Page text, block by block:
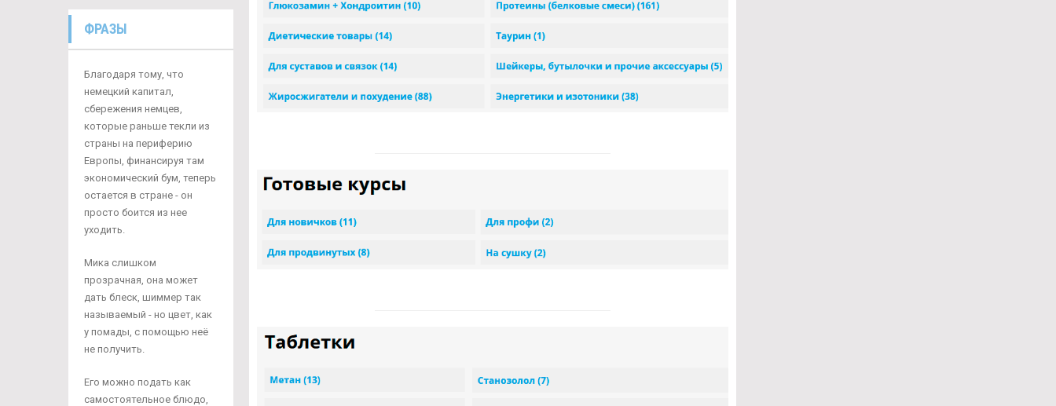
ФРАЗЫ
Благодаря тому, что
немецкий капитал,
сбережения немцев,
которые раньше текли из
страны на периферию
Европы, финансируя там
экономический бум, теперь
остается в стране - он
просто боится из нее
уходить.
Мика слишком
прозрачная, она может
дать блеск, шиммер так
называемый - но цвет, как
у помады, с помощью неё
не получить.
Его можно подать как
самостоятельное блюдо,